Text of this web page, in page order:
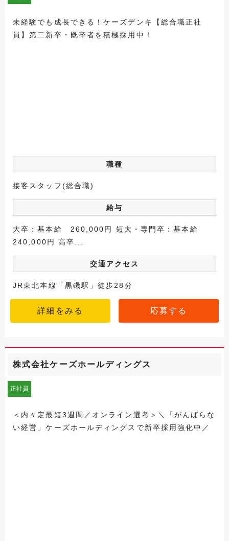
未経験でも成長できる！ケーズデンキ【総合職正社
員】第二新卒・既卒者を積極採用中！
職種
接客スタッフ(総合職)
給与
大卒：基本給 260,000円 短大・専門卒：基本給
240,000円 高卒...
交通アクセス
JR東北本線「黒磯駅」徒歩28分
詳細をみる 応募する
株式会社ケーズホールディングス
正社員
＜内々定最短3週間／オンライン選考＞＼「がんばらな
い経営」ケーズホールディングスで新卒採用強化中／